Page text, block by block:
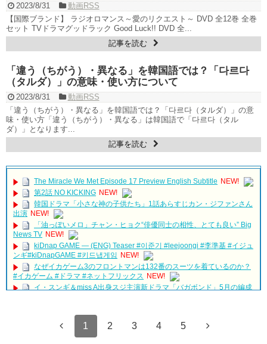
2023/8/31
動画RSS
【国際ブランド】 ラジオロマンス～愛のリクエスト～ DVD 全12巻 全巻
セット TVドラマグッドラック Good Luck!! DVD 全...
記事を読む
「違う（ちがう）・異なる」を韓国語では？「다르다
（タルダ）」の意味・使い方について
2023/8/31
動画RSS
「違う（ちがう）・異なる」を韓国語では？「다르다（タルダ）」の意
味・使い方「違う（ちがう）・異なる」は韓国語で「다르다（タル
ダ）」となります...
記事を読む
The Miracle We Met Episode 17 Preview English Subtitle NEW!
第2話 NO KICKING NEW!
韓国ドラマ「小さな神の子供たち」1話あらすじカン・ジファンさん
出演 NEW!
「油っぽいメロ」チャン・ヒョク“俳優同士の相性、とても良い” Big
News TV NEW!
kiDnap GAME — (ENG) Teaser #이준기 #leejoongi #李準基 #イジュ
ンギ#kiDnapGAME #키드냅게임 NEW!
なぜイカゲーム3のフロントマンは132番のスーツを着ているのか？
#イカゲーム #ドラマ #ネットフリックス NEW!
イ・スンギ＆miss A出身スジ主演新ドラマ「バガボンド」5月の編成
물러설 생각 1도 없는 윤선우! ＂저희 결혼하겠습니다＂ [여름아 부탁
NEW!
1/6は日本初の韓ドラ＜第1話＞一挙見せますSP！「魔性の喜び」
「違う（ちがう）・異なる」を韓国語では？「다르다（タルダ）」
の意味・使い方について
1 2 3 4 5